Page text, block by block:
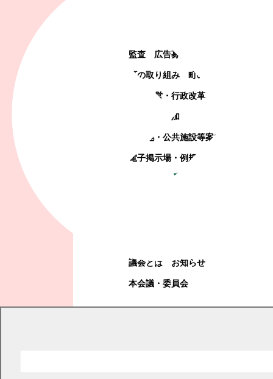
監査 広告募集
町の取り組み
町の概要
町政運営・行政改革
町政への参加
観光地・公共施設等案内
電子掲示場・例規集
議会とは
お知らせ
本会議・委員会